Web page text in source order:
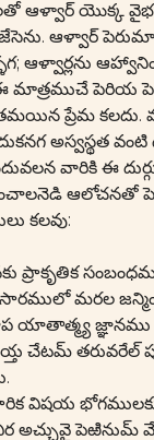
ఆళ్వార్ యొక్క
ఆళ్వార్
ఆళ్వార్లను
పెరియ
ప్రేమ కలదు.
అస్వస్థత
వారికి ఈ
ఆలోచనతో
కలవు:
ప్రాకృతిక
మరల
యాతాత్మ్య
చేటమ్ తరువరేల్
విషయ
అచ్చువై పెఱినుమ్